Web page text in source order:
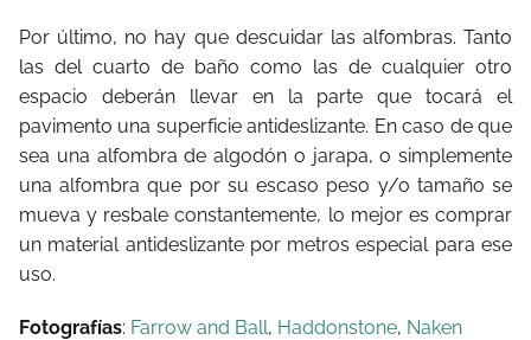
Por último, no hay que descuidar las alfombras. Tanto
las del cuarto de baño como las de cualquier otro
espacio deberán llevar en la parte que tocará el
pavimento una superficie antideslizante. En caso de que
sea una alfombra de algodón o jarapa, o simplemente
una alfombra que por su escaso peso y/o tamaño se
mueva y resbale constantemente, lo mejor es comprar
un material antideslizante por metros especial para ese
uso.
Fotografías: Farrow and Ball, Haddonstone, Naken